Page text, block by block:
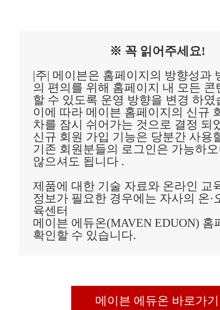
※ 꼭 읽어주세요!
|주| 메이븐은 홈페이지의 방향성과
의 편의를 위해 홈페이지 내 모든 콘
할 수 있도록 운영 방향을 변경 하였
이에 따라 메이븐 홈페이지의 신규
차를 잠시 쉬어가는 것으로 결정 되
신규 회원 가입 기능은 당분간 사용
기존 회원분들의 로그인은 가능하
않으셔도 됩니다 .
제품에 대한 기술 자료와 온라인 교
정보가 필요한 경우에는 자사의 온·
육센터
메이븐 에듀온(MAVEN EDUON) 홈
확인할 수 있습니다.
메이븐 에듀온 바로가기